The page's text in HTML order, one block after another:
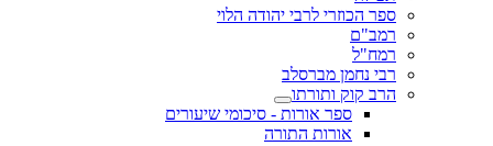
ספר הכוזרי לרבי יהודה הלוי
רמב"ם
רמח"ל
רבי נחמן מברסלב
הרב קוק ותורתו
ספר אורות - סיכומי שיעורים
אורות התורה